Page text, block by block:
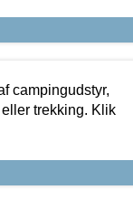
campingudstyr,
trekking. Klik